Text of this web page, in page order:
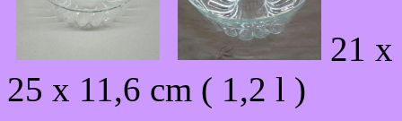
21 x
25 x 11,6 cm ( 1,2 l )